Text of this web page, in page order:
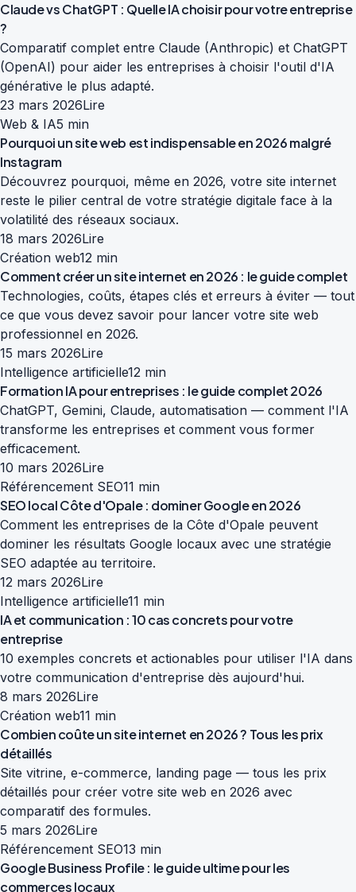
Claude vs ChatGPT : Quelle IA choisir pour votre entreprise
?
Comparatif complet entre Claude (Anthropic) et ChatGPT
(OpenAI) pour aider les entreprises à choisir l'outil d'IA
générative le plus adapté.
23 mars 2026Lire
Web & IA5 min
Pourquoi un site web est indispensable en 2026 malgré
Instagram
Découvrez pourquoi, même en 2026, votre site internet
reste le pilier central de votre stratégie digitale face à la
volatilité des réseaux sociaux.
18 mars 2026Lire
Création web12 min
Comment créer un site internet en 2026 : le guide complet
Technologies, coûts, étapes clés et erreurs à éviter — tout
ce que vous devez savoir pour lancer votre site web
professionnel en 2026.
15 mars 2026Lire
Intelligence artificielle12 min
Formation IA pour entreprises : le guide complet 2026
ChatGPT, Gemini, Claude, automatisation — comment l'IA
transforme les entreprises et comment vous former
efficacement.
10 mars 2026Lire
Référencement SEO11 min
SEO local Côte d'Opale : dominer Google en 2026
Comment les entreprises de la Côte d'Opale peuvent
dominer les résultats Google locaux avec une stratégie
SEO adaptée au territoire.
12 mars 2026Lire
Intelligence artificielle11 min
IA et communication : 10 cas concrets pour votre
entreprise
10 exemples concrets et actionables pour utiliser l'IA dans
votre communication d'entreprise dès aujourd'hui.
8 mars 2026Lire
Création web11 min
Combien coûte un site internet en 2026 ? Tous les prix
détaillés
Site vitrine, e-commerce, landing page — tous les prix
détaillés pour créer votre site web en 2026 avec
comparatif des formules.
5 mars 2026Lire
Référencement SEO13 min
Google Business Profile : le guide ultime pour les
commerces locaux